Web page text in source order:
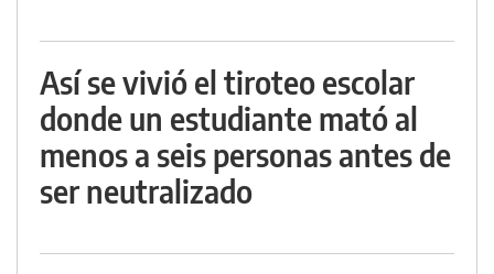
Así se vivió el tiroteo escolar
donde un estudiante mató al
menos a seis personas antes de
ser neutralizado